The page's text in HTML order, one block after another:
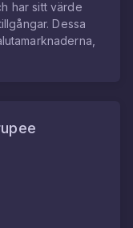
har sitt värde
Dessa